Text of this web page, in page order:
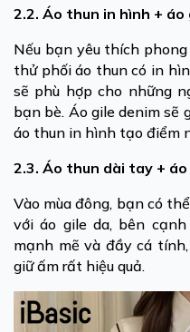
2.2. Áo thun in hình + áo
Nếu bạn yêu thích
thử phối áo thun có in
sẽ phù hợp cho những
bạn bè. Áo gile denim sẽ
áo thun in hình tạo điểm
2.3. Áo thun dài tay + áo
Vào mùa đông, bạn có
với áo gile da, bên
mạnh mẽ và đầy cá
giữ ấm rất hiệu quả.